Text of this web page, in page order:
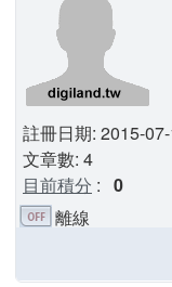
註冊日期: 2015-
文章數: 4
目前積分 : 0
離線